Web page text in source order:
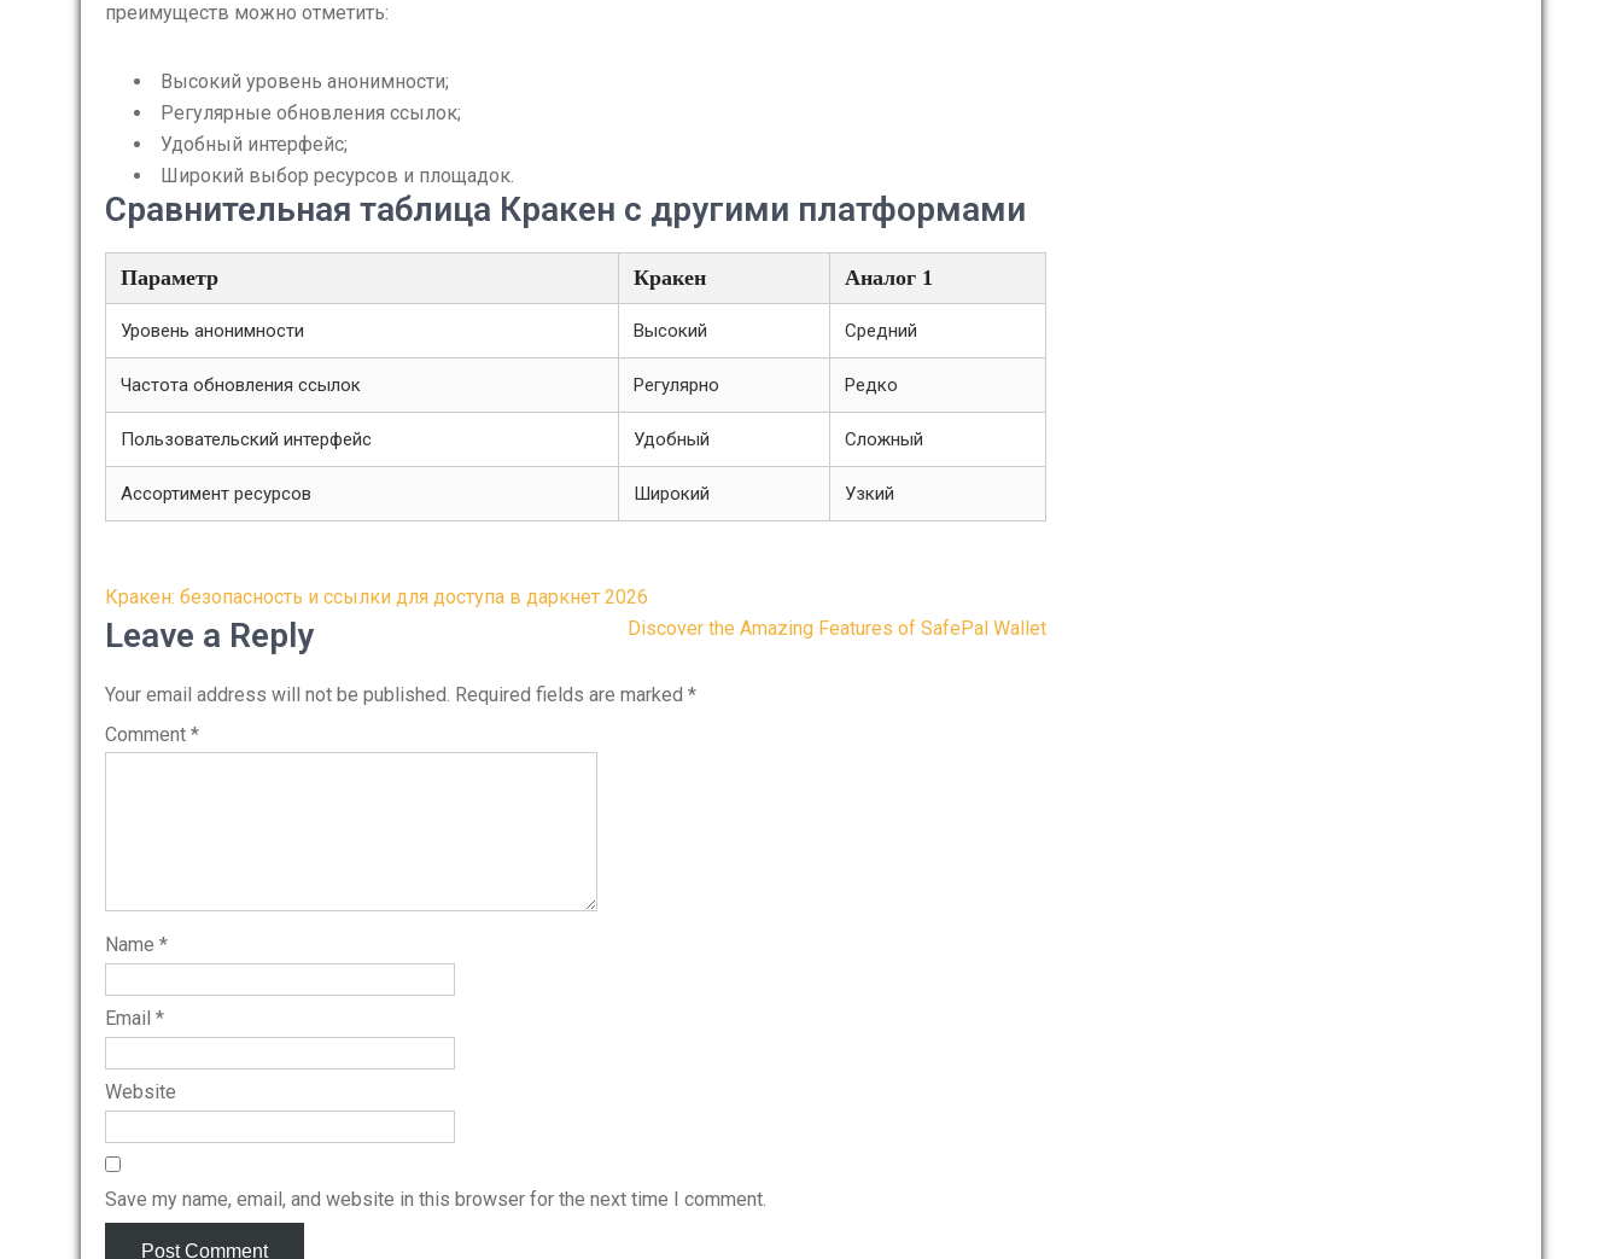
преимуществ можно отметить:
Высокий уровень анонимности;
Регулярные обновления ссылок;
Удобный интерфейс;
Широкий выбор ресурсов и площадок.
Сравнительная таблица Кракен с другими платформами
Параметр Кракен Аналог 1
Уровень анонимности Высокий Средний
Частота обновления ссылок Регулярно Редко
Пользовательский интерфейс Удобный Сложный
Ассортимент ресурсов Широкий Узкий
Post
navigation
Кракен: безопасность и ссылки для доступа в даркнет 2026
Discover the Amazing Features of SafePal Wallet
Leave a Reply
Your email address will not be published. Required fields are marked *
Comment *
Name *
Email *
Website
Save my name, email, and website in this browser for the next time I comment.